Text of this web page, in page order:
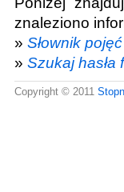
znaleziono
» Słownik
» Szukaj hasła
Copyright © 2011